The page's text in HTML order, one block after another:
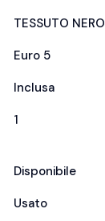
TESSUTO NERO
Euro 5
Inclusa
1
Disponibile
Usato